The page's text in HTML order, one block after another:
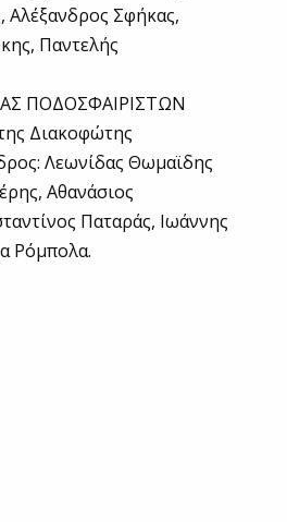
Σφήκας,
Παντελής
ΠΟΔΟΣΦΑΙΡΙΣΤΩΝ
Διακοφώτης
Λεωνίδας Θωμαϊδης
Αθανάσιος
Παταράς, Ιωάννης
Ρόμπολα.